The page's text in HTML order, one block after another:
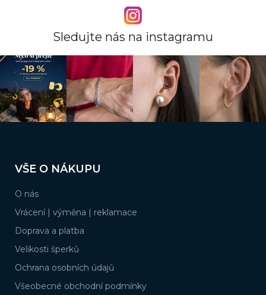
Sledujte nás na instagramu
pVŠE O NÁKUPU
O nás
Vrácení | výměna | reklamace
Doprava a platba
Velikosti šperků
Ochrana osobních údajů
Všeobecné obchodní podmínky